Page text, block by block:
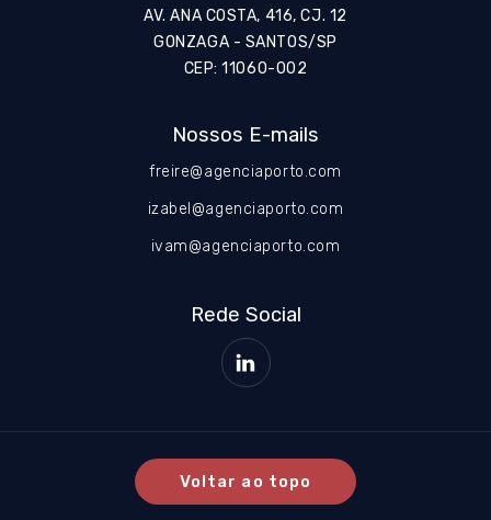
AV. ANA COSTA, 416, CJ. 12
GONZAGA - SANTOS/SP
CEP: 11060-002
Nossos E-mails
freire@agenciaporto.com
izabel@agenciaporto.com
ivam@agenciaporto.com
Rede Social
Voltar ao topo